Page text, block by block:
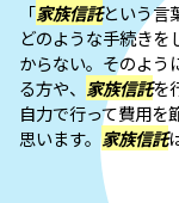
「家族信託という言
どのような手続きを
からない。そのよう
る方や、 家族信託を
自力で行って費用を
思います。家族信託